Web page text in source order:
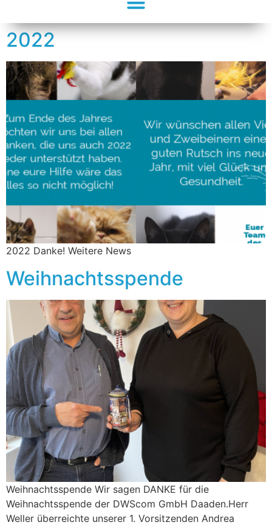
2022
2022 Danke! Weitere News
Weihnachtsspende
Weihnachtsspende Wir sagen DANKE für die
Weihnachtsspende der DWScom GmbH Daaden.Herr
Weller überreichte unserer 1. Vorsitzenden Andrea